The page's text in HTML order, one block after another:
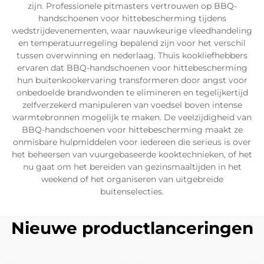
zijn. Professionele pitmasters vertrouwen op BBQ-
handschoenen voor hittebescherming tijdens
wedstrijdevenementen, waar nauwkeurige vleedhandeling
en temperatuurregeling bepalend zijn voor het verschil
tussen overwinning en nederlaag. Thuis kookliefhebbers
ervaren dat BBQ-handschoenen voor hittebescherming
hun buitenkookervaring transformeren door angst voor
onbedoelde brandwonden te elimineren en tegelijkertijd
zelfverzekerd manipuleren van voedsel boven intense
warmtebronnen mogelijk te maken. De veelzijdigheid van
BBQ-handschoenen voor hittebescherming maakt ze
onmisbare hulpmiddelen voor iedereen die serieus is over
het beheersen van vuurgebaseerde kooktechnieken, of het
nu gaat om het bereiden van gezinsmaaltijden in het
weekend of het organiseren van uitgebreide
buitenselecties.
Nieuwe productlanceringen